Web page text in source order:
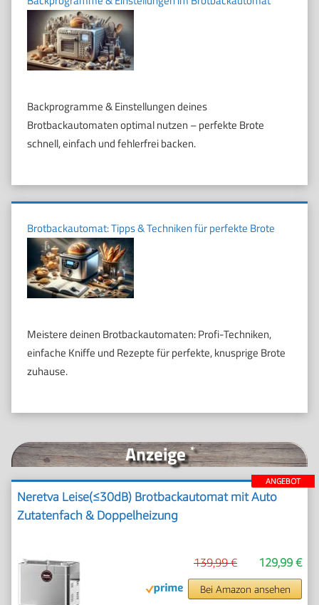
Backprogramme & Einstellungen deines
Brotbackautomaten optimal nutzen – perfekte Brote
schnell, einfach und fehlerfrei backen.
Brotbackautomat: Tipps & Techniken für perfekte Brote
Meistere deinen Brotbackautomaten: Profi-Techniken,
einfache Kniffe und Rezepte für perfekte, knusprige Brote
zuhause.
Anzeige*
ANGEBOT
Neretva Leise(≤30dB) Brotbackautomat mit Auto
Zutatenfach & Doppelheizung
129,99 €
139,99 €
Bei Amazon ansehen